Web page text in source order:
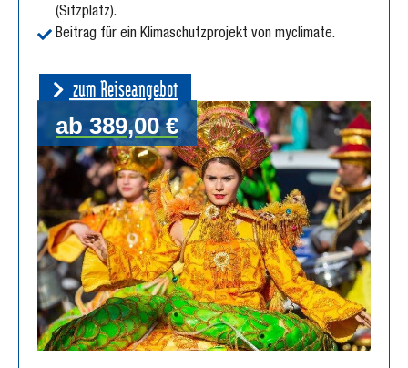
(Sitzplatz).
Beitrag für ein Klimaschutzprojekt von myclimate.
zum Reiseangebot
ab 389,00 €